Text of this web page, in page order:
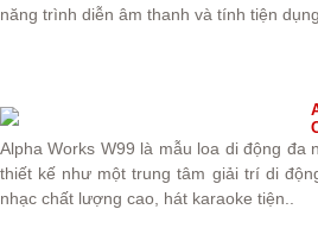
năng trình diễn âm thanh và tính tiện
Alpha Works W99 là mẫu loa di động đa
thiết kế như một trung tâm giải trí di
nhạc chất lượng cao, hát karaoke tiện..